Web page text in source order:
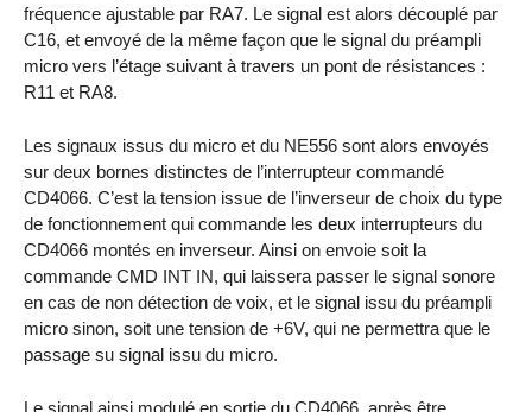
fréquence ajustable par RA7. Le signal est alors découplé par
C16, et envoyé de la même façon que le signal du préampli
micro vers l’étage suivant à travers un pont de résistances :
R11 et RA8.
Les signaux issus du micro et du NE556 sont alors envoyés
sur deux bornes distinctes de l’interrupteur commandé
CD4066. C’est la tension issue de l’inverseur de choix du type
de fonctionnement qui commande les deux interrupteurs du
CD4066 montés en inverseur. Ainsi on envoie soit la
commande CMD INT IN, qui laissera passer le signal sonore
en cas de non détection de voix, et le signal issu du préampli
micro sinon, soit une tension de +6V, qui ne permettra que le
passage su signal issu du micro.
Le signal ainsi modulé en sortie du CD4066, après être